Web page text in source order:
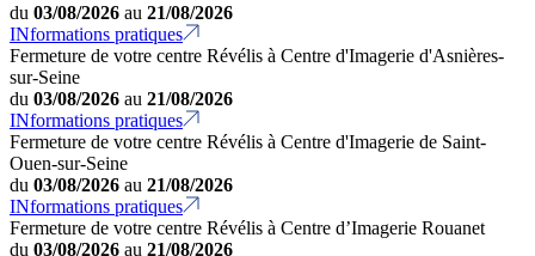
du 03/08/2026 au 21/08/2026
INformations pratiques
Fermeture de votre centre Révélis à Centre d'Imagerie d'Asnières-
sur-Seine
du 03/08/2026 au 21/08/2026
INformations pratiques
Fermeture de votre centre Révélis à Centre d'Imagerie de Saint-
Ouen-sur-Seine
du 03/08/2026 au 21/08/2026
INformations pratiques
Fermeture de votre centre Révélis à Centre d’Imagerie Rouanet
du 03/08/2026 au 21/08/2026